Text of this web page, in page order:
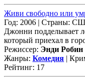
Живи свободно или
Год: 2006 | Страны:
Джонни подделывает
который приехал в
Режиссер: Энди Робин
Жанры: Комедия |
Рейтинг: 17